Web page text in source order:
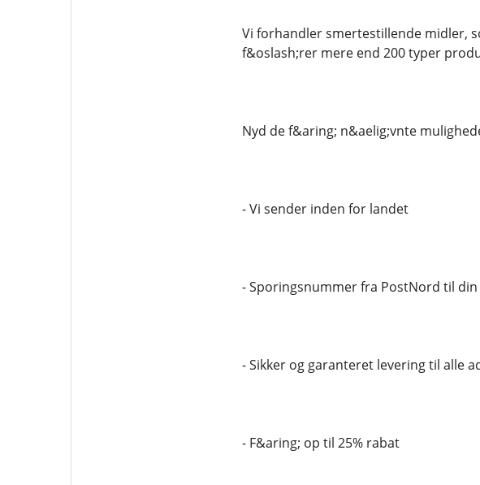
Vi forhandler smertestillende midler,
f&oslash;rer mere end 200 typer
Nyd de f&aring; n&aelig;vnte
- Vi sender inden for landet
- Sporingsnummer fra PostNord til din
- Sikker og garanteret levering til alle
- F&aring; op til 25% rabat